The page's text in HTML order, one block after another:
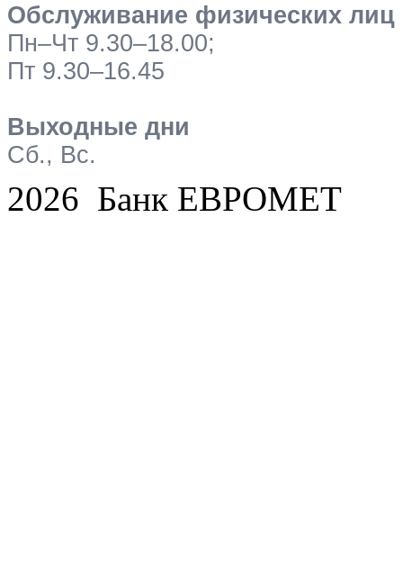
Обслуживание физических лиц
Пн–Чт 9.30–18.00;
Пт 9.30–16.45
Выходные дни
Сб., Вс.
2026 Банк ЕВРОМЕТ